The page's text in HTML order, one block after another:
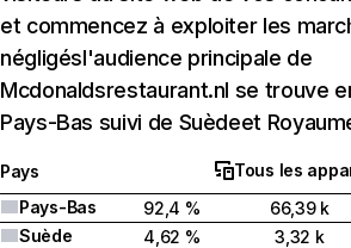
et commencez à exploiter les
négligésl'audience principale de
Mcdonaldsrestaurant.nl se trouve
Pays-Bas suivi de Suèdeet
Pays
Tous les
Pays-Bas
92,4 %
66,39 k
Suède
4,62 %
3,32 k